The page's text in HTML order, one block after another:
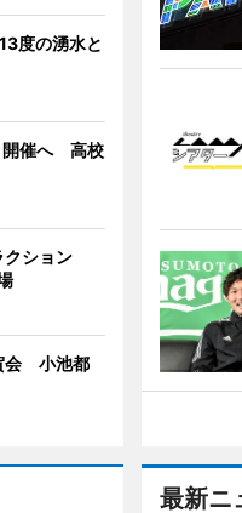
最新ニ
度の湧水と
開催へ 高校
クション
会 小池都